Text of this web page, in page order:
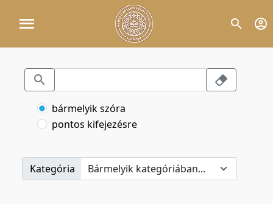
bármelyik szóra
pontos kifejezésre
Kategória